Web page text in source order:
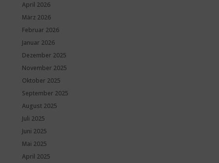
April 2026
März 2026
Februar 2026
Januar 2026
Dezember 2025
November 2025
Oktober 2025
September 2025
August 2025
Juli 2025
Juni 2025
Mai 2025
April 2025